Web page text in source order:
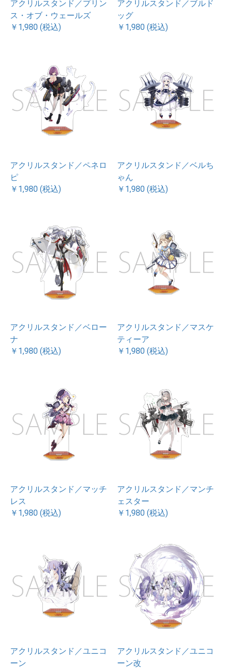
アクリルスタンド／プリン
ス・オブ・ウェールズ
￥1,980 (税込)
アクリルスタンド／ブルド
ッグ
￥1,980 (税込)
アクリルスタンド／ペネロ
ピ
￥1,980 (税込)
アクリルスタンド／ベルち
ゃん
￥1,980 (税込)
アクリルスタンド／ベロー
ナ
￥1,980 (税込)
アクリルスタンド／マスケ
ティーア
￥1,980 (税込)
アクリルスタンド／マッチ
レス
￥1,980 (税込)
アクリルスタンド／マンチ
ェスター
￥1,980 (税込)
アクリルスタンド／ユニコ
ーン
アクリルスタンド／ユニコ
ーン改